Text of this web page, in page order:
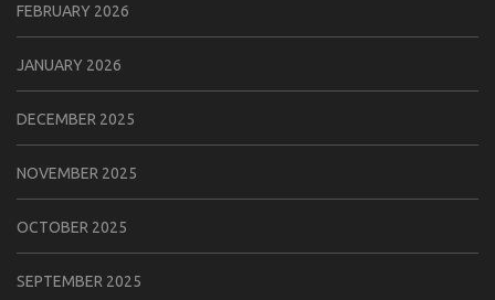
FEBRUARY 2026
JANUARY 2026
DECEMBER 2025
NOVEMBER 2025
OCTOBER 2025
SEPTEMBER 2025